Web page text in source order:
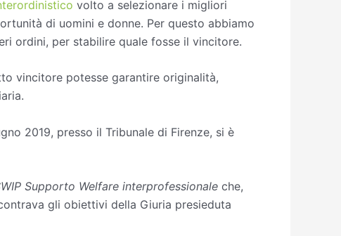
volto a selezionare i migliori
di uomini e donne. Per questo abbiamo
ordini, per stabilire quale fosse il vincitore.
vincitore potesse garantire originalità,
2019, presso il Tribunale di Firenze, si è
Supporto Welfare interprofessionale che,
gli obiettivi della Giuria presieduta